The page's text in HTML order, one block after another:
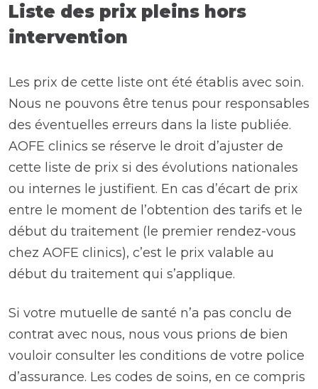
Liste des prix pleins hors
intervention
Les prix de cette liste ont été établis avec soin.
Nous ne pouvons être tenus pour responsables
des éventuelles erreurs dans la liste publiée.
AOFE clinics se réserve le droit d’ajuster de
cette liste de prix si des évolutions nationales
ou internes le justifient. En cas d’écart de prix
entre le moment de l’obtention des tarifs et le
début du traitement (le premier rendez-vous
chez AOFE clinics), c’est le prix valable au
début du traitement qui s’applique.
Si votre mutuelle de santé n’a pas conclu de
contrat avec nous, nous vous prions de bien
vouloir consulter les conditions de votre police
d’assurance. Les codes de soins, en ce compris